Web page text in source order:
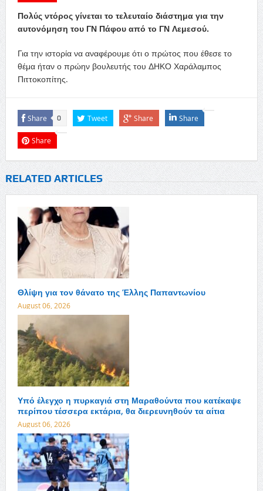
Πολύς ντόρος γίνεται το τελευταίο διάστημα για την
αυτονόμηση του ΓΝ Πάφου από το ΓΝ Λεμεσού.
Για την ιστορία να αναφέρουμε ότι ο πρώτος που έθεσε το
θέμα ήταν ο πρώην βουλευτής του ΔΗΚΟ Χαράλαμπος
Πιττοκοπίτης.
Share 0 Tweet Share Share
Share
RELATED ARTICLES
Θλίψη για τον θάνατο της Έλλης Παπαντωνίου
August 06, 2026
Υπό έλεγχο η πυρκαγιά στη Μαραθούντα που κατέκαψε
περίπου τέσσερα εκτάρια, θα διερευνηθούν τα αίτια
August 06, 2026